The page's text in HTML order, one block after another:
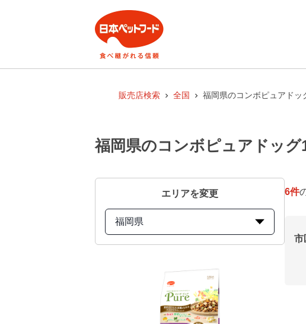
販売店検索 全国 福岡県のコンボピュアド
福岡県のコンボピュアドッ
エリアを変更
福岡県
6件
市